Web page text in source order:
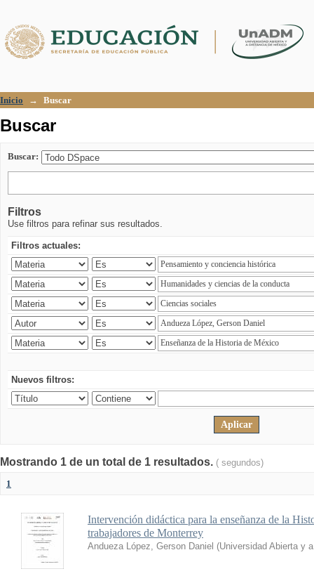
Inicio → Buscar
Buscar
Buscar:
Filtros
Use filtros para refinar sus resultados.
Filtros actuales:
Nuevos filtros:
Mostrando 1 de un total de 1 resultados. ( segundos)
1
Intervención didáctica para la enseñanza de la
trabajadores de Monterrey
Andueza López, Gerson Daniel (Universidad Abierta y